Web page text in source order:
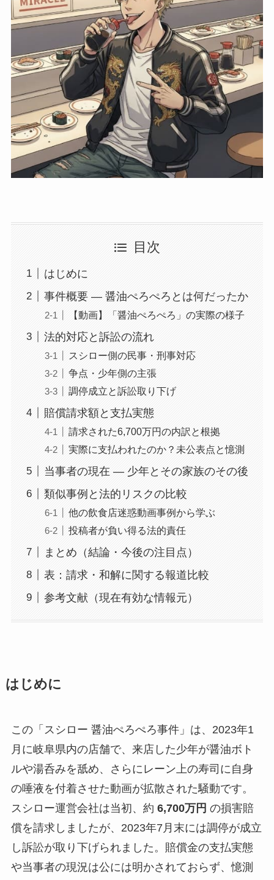
目次
はじめに
事件概要 — 醤油ぺろぺろとは何だったか
【動画】「醤油ぺろぺろ」の実際の様子
法的対応と訴訟の流れ
スシロー側の民事・刑事対応
争点・少年側の主張
調停成立と訴訟取り下げ
賠償請求額と支払実態
請求された6,700万円の内訳と根拠
実際に支払われたのか？未公表点と憶測
当事者の現在 — 少年とその家族のその後
類似事例と法的リスクの比較
他の飲食店迷惑動画事例から学ぶ
投稿者が負い得る法的責任
まとめ（結論・今後の注目点）
表：請求・和解に関する報道比較
参考文献（現在有効な情報元）
はじめに
この「スシロー 醤油ぺろぺろ事件」は、2023年1
月に岐阜県内の店舗で、来店した少年が醤油ボト
ルや湯呑みを舐め、さらにレーン上の寿司に自身
の唾液を付着させた動画が拡散された騒動です。
スシロー運営会社は当初、約 6,700万円 の損害賠
償を請求しましたが、2023年7月末には調停が成立
し訴訟が取り下げられました。賠償金の支払実態
や当事者の現況は公には明かされておらず、憶測